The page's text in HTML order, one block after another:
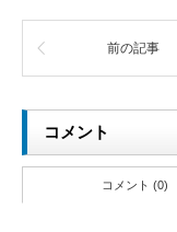
前の記事
コメント
コメント (0)